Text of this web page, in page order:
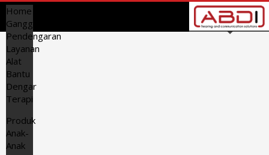
Home
Gangguan
Pendengaran
Layanan
Alat
Bantu
Dengar
Terapi
Produk
Anak-
Anak